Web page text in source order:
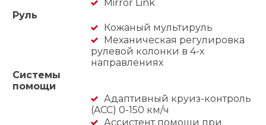
Mirror Link
Руль
Кожаный мультируль
Механическая регулировка
рулевой колонки в 4-х
направлениях
Системы
помощи
Адаптивный круиз-контроль
(ACC) 0-150 км/ч
Ассистент помощи при